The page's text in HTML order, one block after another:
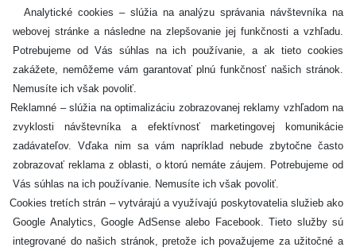
Analytické cookies – slúžia na analýzu správania návštevníka na
webovej stránke a následne na zlepšovanie jej funkčnosti a vzhľadu.
Potrebujeme od Vás súhlas na ich používanie, a ak tieto cookies
zakážete, nemôžeme vám garantovať plnú funkčnosť našich stránok.
Nemusíte ich však povoliť.
Reklamné – slúžia na optimalizáciu zobrazovanej reklamy vzhľadom na
zvyklosti návštevníka a efektívnosť marketingovej komunikácie
zadávateľov. Vďaka nim sa vám napríklad nebude zbytočne často
zobrazovať reklama z oblasti, o ktorú nemáte záujem. Potrebujeme od
Vás súhlas na ich používanie. Nemusíte ich však povoliť.
Cookies tretích strán – vytvárajú a využívajú poskytovatelia služieb ako
Google Analytics, Google AdSense alebo Facebook. Tieto služby sú
integrované do našich stránok, pretože ich považujeme za užitočné a